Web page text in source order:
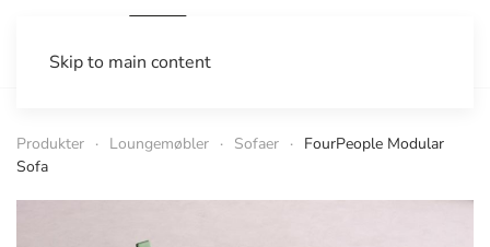
Skip to main content
Produkter Loungemøbler Sofaer
FourPeople Modular
Sofa